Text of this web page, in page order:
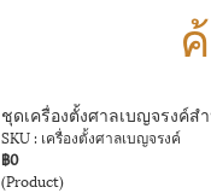
ชุดเครื่องตั้งศาลเบญจรงค์ส
SKU : เครื่องตั้งศาลเบญจรงค์
฿0
(Product)